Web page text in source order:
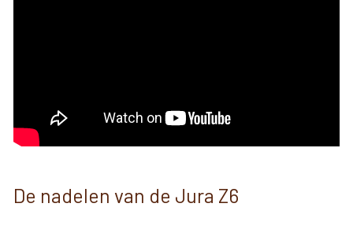
De nadelen van de Jura Z6